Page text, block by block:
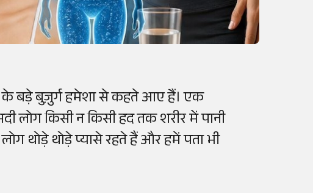
के बड़े बुज़ुर्ग हमेशा से कहते आए हैं। एक
लोग किसी न किसी हद तक शरीर में पानी
थोड़े थोड़े प्यासे रहते हैं और हमें पता भी